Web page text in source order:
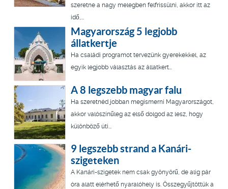
szeretne a nagy melegben felfrissülni, akkor itt az
idő,...
Magyarország 5 legjobb
állatkertje
Ha családi programot tervezünk gyerekekkel, az
egyik legjobb választás az állatkert…
A 8 legszebb magyar falu
Ha szeretnéd jobban megismerni Magyarországot,
akkor valószínűleg az első dolgod az lesz, hogy
különböző úti...
9 legszebb strand a Kanári-
szigeteken
A Kanári-szigetek nem csak gyönyörű, de alig pár
óra alatt elérhető nyaralóhely is. Összegyűjtöttük a